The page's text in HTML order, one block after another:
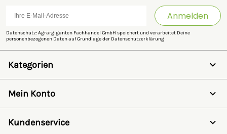
Anmelden
Datenschutz: Agrargiganten Fachhandel GmbH speichert und verarbeitet Deine
personenbezogenen Daten auf Grundlage der Datenschutzerklärung
Kategorien
Schermaschinen
Futter- & Tränkesysteme
Haus, Hof & Stall
SALE
Mein Konto
Registrieren
Wunschzettel
Kundenservice